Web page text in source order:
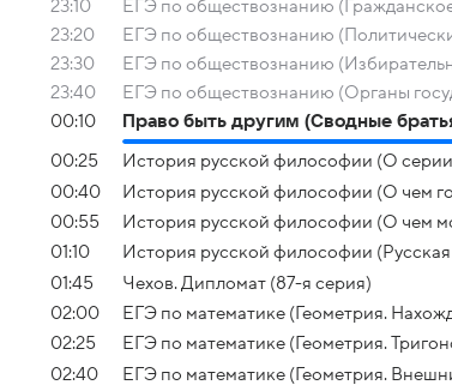
23:10
ЕГЭ по обществознанию
23:20
ЕГЭ по обществознанию
23:30
ЕГЭ по обществознанию
23:40
ЕГЭ по обществознанию (Органы
00:10
Право быть другим (Сводные
00:25
История русской философии (О
00:40
История русской философии (О чем
00:55
История русской философии (О чем
01:10
История русской философии
01:45
Чехов. Дипломат (87-я серия)
02:00
ЕГЭ по математике (Геометрия.
02:25
ЕГЭ по математике (Геометрия.
02:40
ЕГЭ по математике (Геометрия.